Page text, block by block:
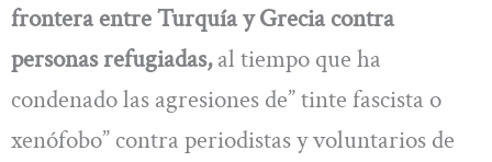
frontera entre Turquía y Grecia contra
personas refugiadas,al tiempo que ha
condenado las agresiones de” tinte fascista o
xenófobo” contra periodistas y voluntarios de